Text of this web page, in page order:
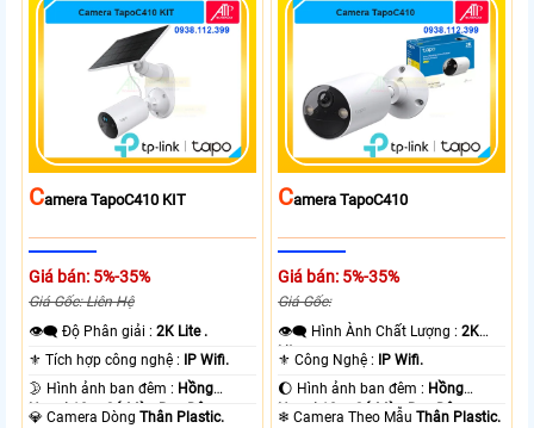
CAmera TapoC410 KIT
Giá bán: 5%-35%
Giá Gốc: Liên Hệ
👁️‍🗨 Độ Phân giải :2K Lite .
⚜️ Tích hợp công nghệ :
IP Wifi.
🌛 Hình ảnh ban đêm : Hồng
Ngoại 10m Có Màu Ban Ðêm.
💎 Camera DòngThân Plastic.
CAmera TapoC410
Giá bán: 5%-35%
Giá Gốc:
👁️‍🗨 Hình Ành Chất Lượng :2K
Lite .
⚜️ Công Nghệ :
IP Wifi.
🌔 Hình ảnh ban đêm : Hồng
Ngoại 10m Có Màu Ban Ðêm.
❄ Camera Theo MẫuThân Plastic.